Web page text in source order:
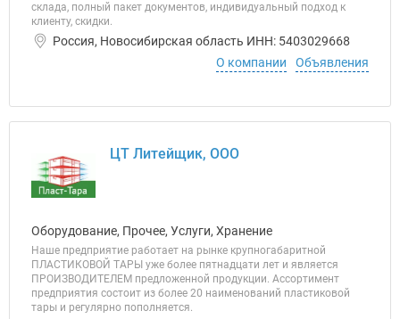
склада, полный пакет документов, индивидуальный подход к
клиенту, скидки.
Россия, Новосибирская область ИНН: 5403029668
О компании
Объявления
ЦТ Литейщик, ООО
Оборудование, Прочее, Услуги, Хранение
Наше предприятие работает на рынке крупногабаритной
ПЛАСТИКОВОЙ ТАРЫ уже более пятнадцати лет и является
ПРОИЗВОДИТЕЛЕМ предложенной продукции. Ассортимент
предприятия состоит из более 20 наименований пластиковой
тары и регулярно пополняется.